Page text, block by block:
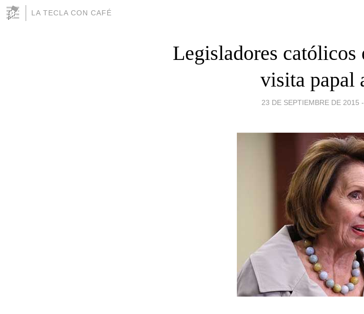
LA TECLA CON CAFÉ
Legisladores católicos
visita papal
23 DE SEPTIEMBRE DE 2015